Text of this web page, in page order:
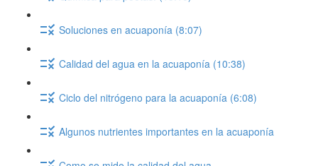
Soluciones en acuaponía (8:07)
Calidad del agua en la acuaponía (10:38)
Ciclo del nitrógeno para la acuaponía (6:08)
Algunos nutrientes importantes en la acuaponía